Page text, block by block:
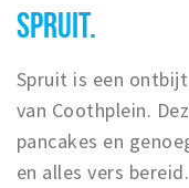
SPRUIT.
Spruit is een
van Coothplein.
pancakes en
en alles vers